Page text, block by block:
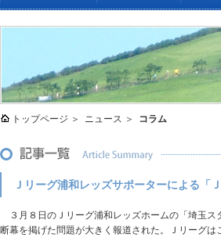
トップページ ニュース コラム
Ｊリーグ浦和レッズサポーターによる
３月８日のＪリーグ浦和レッズホームの「埼玉
断幕を掲げた問題が大きく報道された。Ｊリーグ